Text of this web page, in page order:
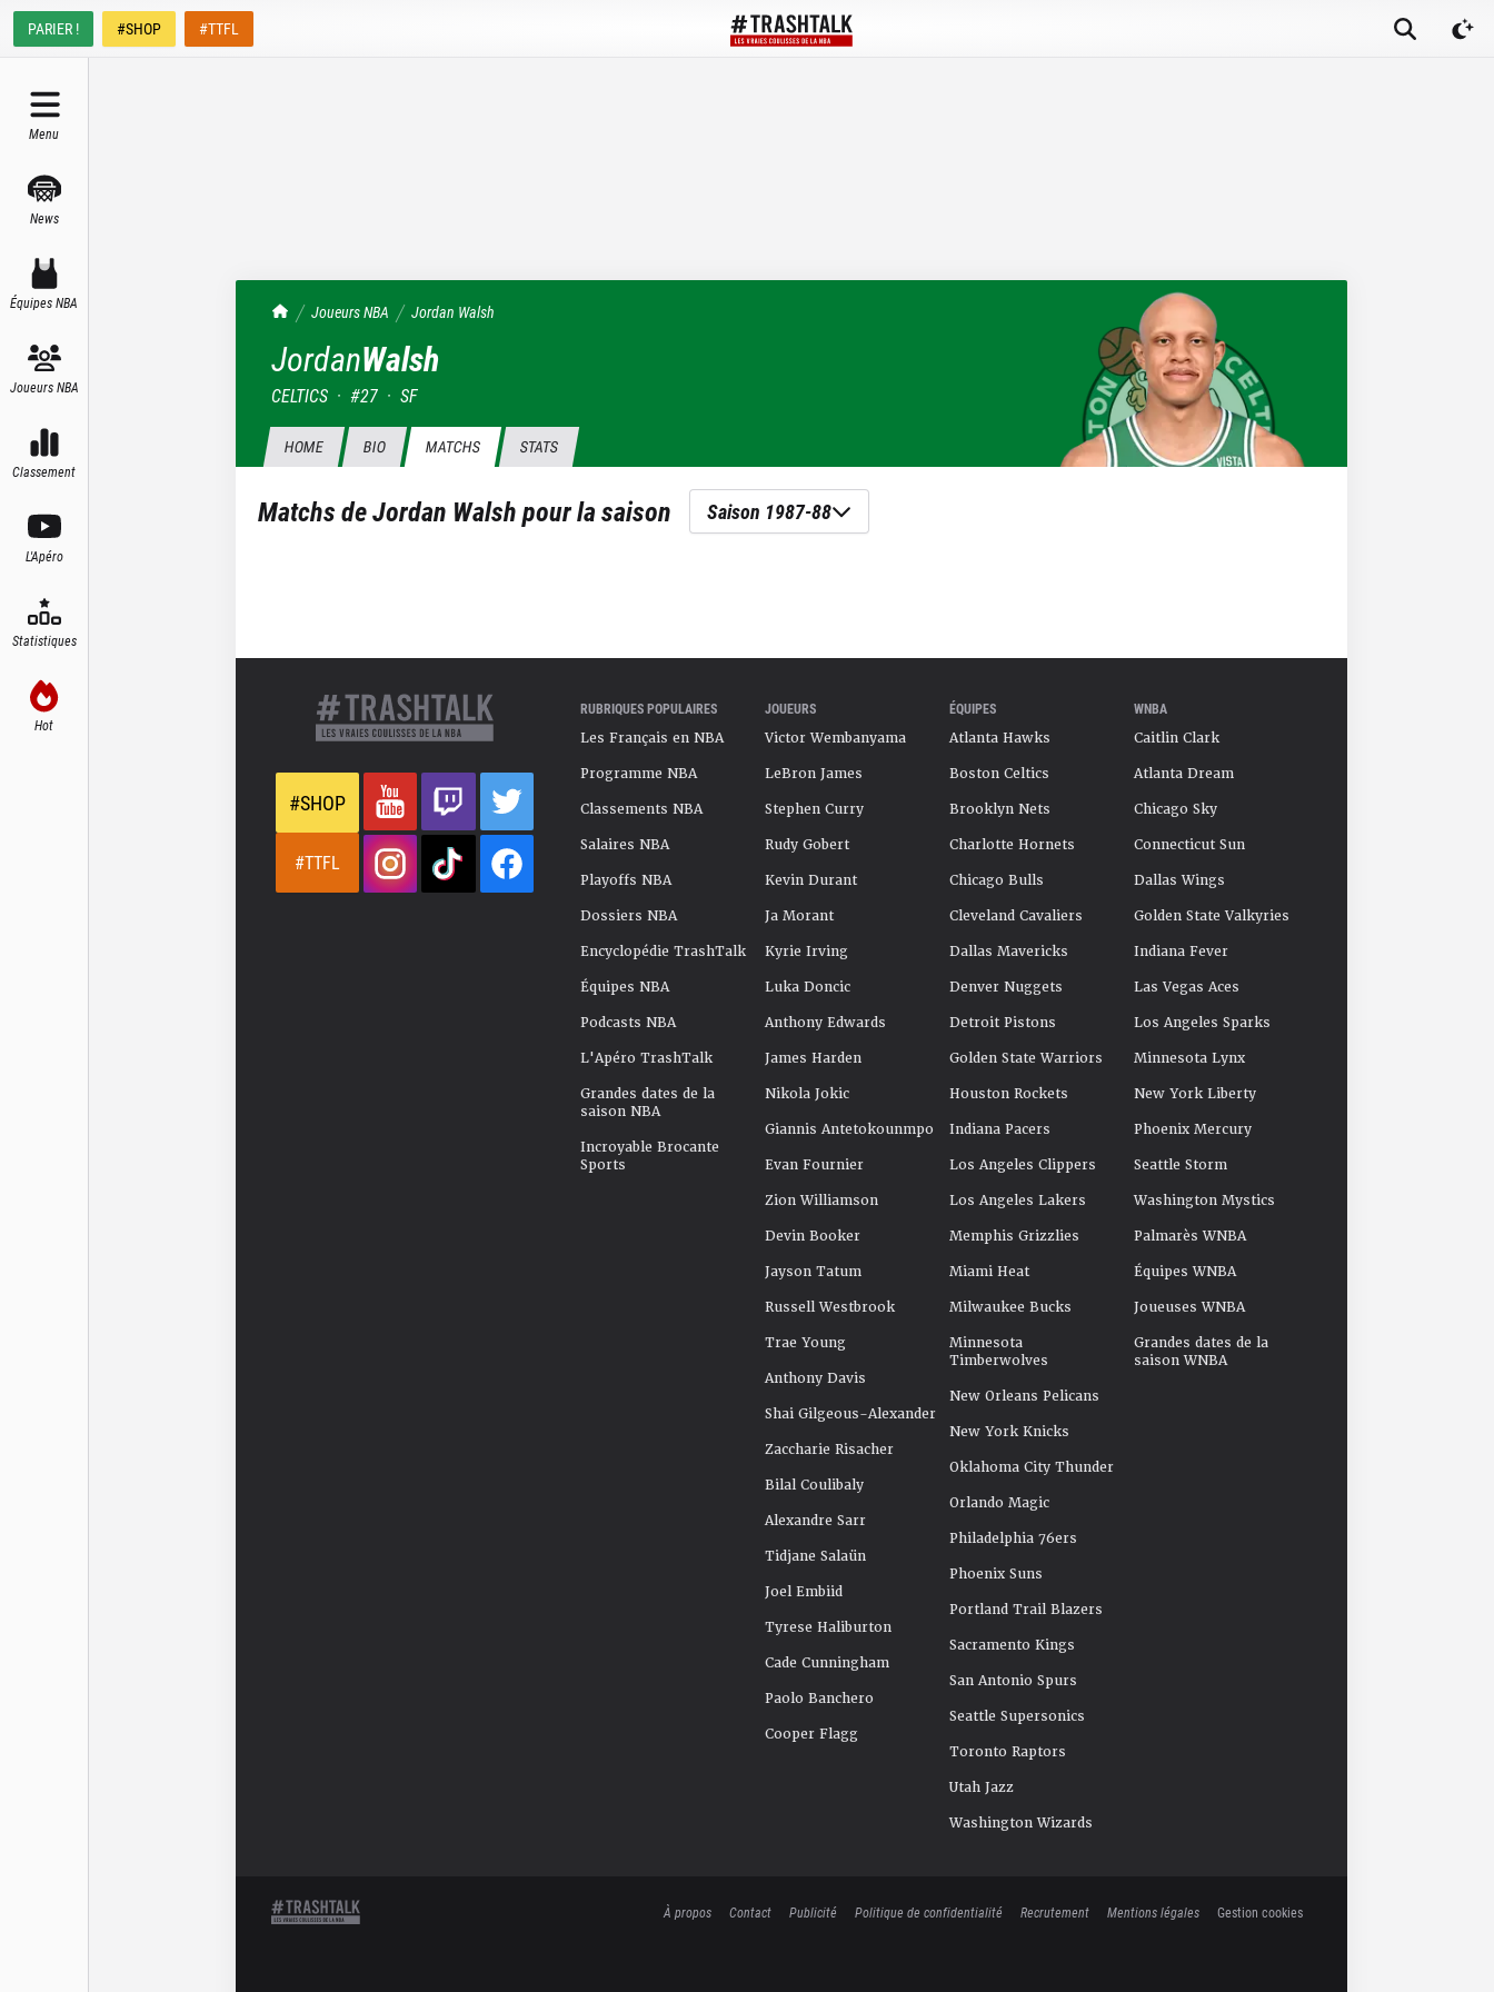
PARIER ! #SHOP #TTFL
Menu
News
Équipes NBA
Joueurs NBA
Classement
L'Apéro
Statistiques
Hot
TrashTalk Actu NBA
Joueurs NBA Jordan Walsh
JordanWalsh
CELTICS · #27 · SF
HOME BIO MATCHS STATS
Matchs deJordan Walshpour la saison Saison 1987-88
#SHOP
#TTFL
RUBRIQUES POPULAIRES
Les Français en NBA
Programme NBA
Classements NBA
Salaires NBA
Playoffs NBA
Dossiers NBA
Encyclopédie TrashTalk
Équipes NBA
Podcasts NBA
L'Apéro TrashTalk
Grandes dates de la
saison NBA
Incroyable Brocante
Sports
JOUEURS
Victor Wembanyama
LeBron James
Stephen Curry
Rudy Gobert
Kevin Durant
Ja Morant
Kyrie Irving
Luka Doncic
Anthony Edwards
James Harden
Nikola Jokic
Giannis Antetokounmpo
Evan Fournier
Zion Williamson
Devin Booker
Jayson Tatum
Russell Westbrook
Trae Young
Anthony Davis
Shai Gilgeous-Alexander
Zaccharie Risacher
Bilal Coulibaly
Alexandre Sarr
Tidjane Salaün
Joel Embiid
Tyrese Haliburton
Cade Cunningham
Paolo Banchero
Cooper Flagg
ÉQUIPES
Atlanta Hawks
Boston Celtics
Brooklyn Nets
Charlotte Hornets
Chicago Bulls
Cleveland Cavaliers
Dallas Mavericks
Denver Nuggets
Detroit Pistons
Golden State Warriors
Houston Rockets
Indiana Pacers
Los Angeles Clippers
Los Angeles Lakers
Memphis Grizzlies
Miami Heat
Milwaukee Bucks
Minnesota
Timberwolves
New Orleans Pelicans
New York Knicks
Oklahoma City Thunder
Orlando Magic
Philadelphia 76ers
Phoenix Suns
Portland Trail Blazers
Sacramento Kings
San Antonio Spurs
Seattle Supersonics
Toronto Raptors
Utah Jazz
Washington Wizards
WNBA
Caitlin Clark
Atlanta Dream
Chicago Sky
Connecticut Sun
Dallas Wings
Golden State Valkyries
Indiana Fever
Las Vegas Aces
Los Angeles Sparks
Minnesota Lynx
New York Liberty
Phoenix Mercury
Seattle Storm
Washington Mystics
Palmarès WNBA
Équipes WNBA
Joueuses WNBA
Grandes dates de la
saison WNBA
À propos Contact Publicité Politique de confidentialité Recrutement Mentions légales Gestion cookies